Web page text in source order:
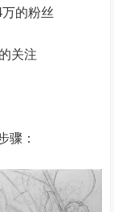
的粉丝
关注
骤：